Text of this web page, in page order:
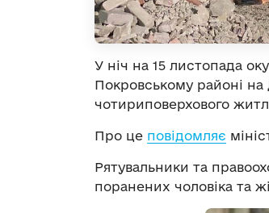
У ніч на 15 листопада
Покровському районі на
чотириповерхового
Про це повідомляє
Рятувальники та
поранених чоловіка та